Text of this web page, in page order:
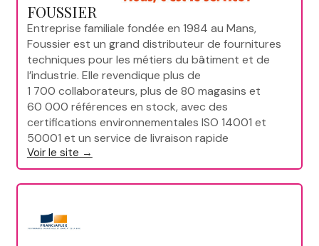
FOUSSIER
Entreprise familiale fondée en 1984 au Mans,
Foussier est un grand distributeur de fournitures
techniques pour les métiers du bâtiment et de
l’industrie. Elle revendique plus de
1 700 collaborateurs, plus de 80 magasins et
60 000 références en stock, avec des
certifications environnementales ISO 14001 et
50001 et un service de livraison rapide
Voir le site →